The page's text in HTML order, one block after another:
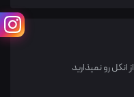
رو نمیذارید